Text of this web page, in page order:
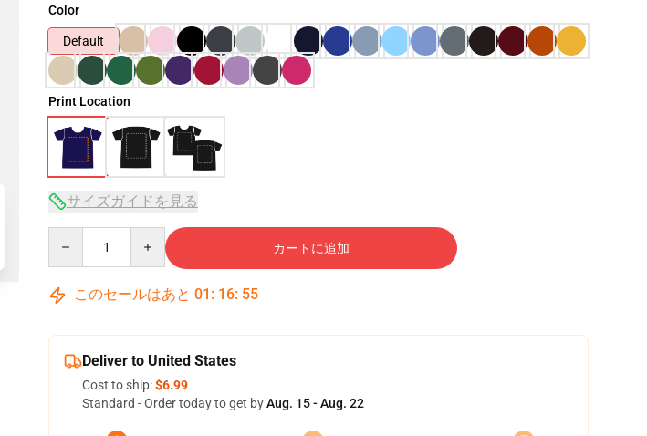
Color
Default
Print Location
サイズガイドを見る
カートに追加
このセールはあと 01 : 16: 53
Deliver to United States
Cost to ship:$6.99
Standard - Order today to get byAug. 15 - Aug. 22